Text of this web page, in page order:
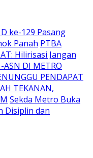
ke-129 Pasang
Panah PTBA
Hilirisasi Jangan
ASN DI METRO
PENDAPAT
TEKANAN,
Sekda Metro Buka
Disiplin dan